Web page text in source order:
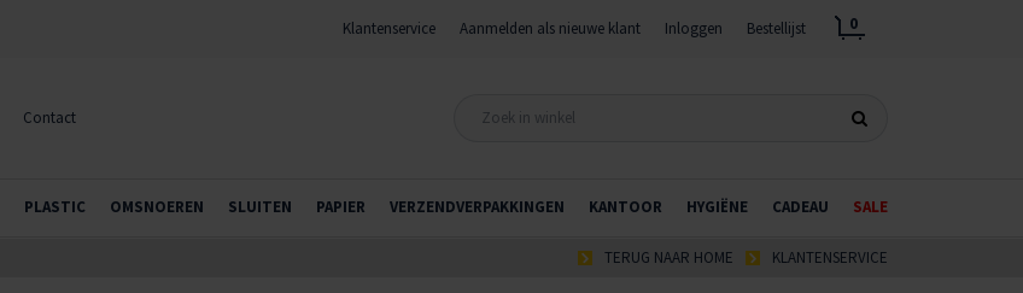
Klantenservice Aanmelden als nieuwe klant Inloggen Bestellijst 0
Contact
PLASTIC OMSNOEREN SLUITEN PAPIER VERZENDVERPAKKINGEN KANTOOR HYGIËNE CADEAU SALE
KLANTENSERVICE
TERUG NAAR HOME